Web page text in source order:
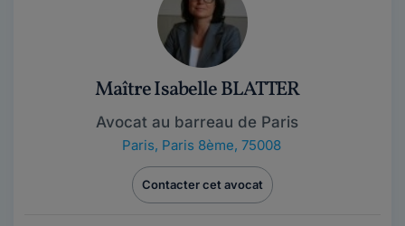
Maître Isabelle BLATTER
Avocat au barreau de Paris
Paris, Paris 8ème, 75008
Contacter cet avocat